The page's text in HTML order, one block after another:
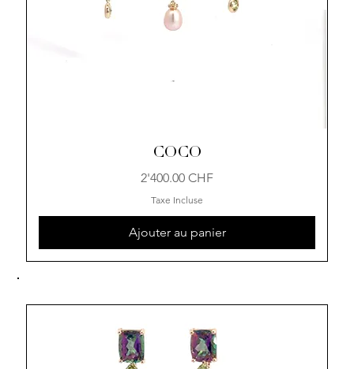
COCO
Prix
2'400.00 CHF
Taxe Incluse
Ajouter au panier